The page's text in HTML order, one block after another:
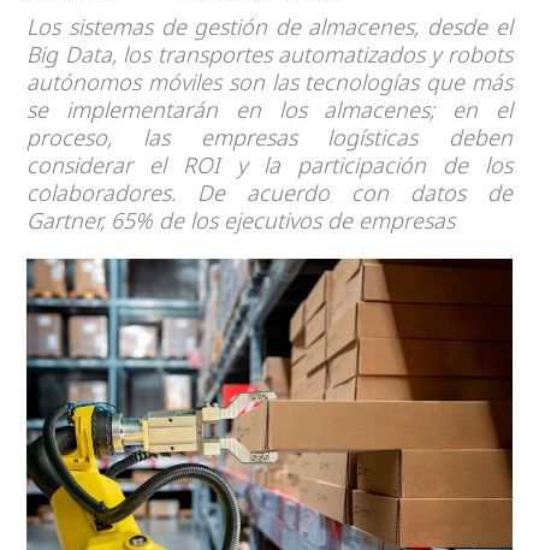
Los sistemas de gestión de almacenes, desde el
Big Data, los transportes automatizados y robots
autónomos móviles son las tecnologías que más
se implementarán en los almacenes; en el
proceso, las empresas logísticas deben
considerar el ROI y la participación de los
colaboradores. De acuerdo con datos de
Gartner, 65% de los ejecutivos de empresas